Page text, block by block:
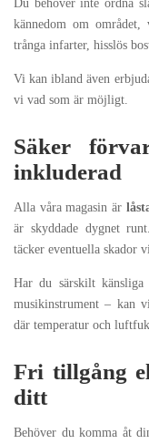
Du behöver inte ordna
kännedom om
trånga infarter, hisslös
Vi kan ibland även
vi vad som är möjligt.
Säker
inkluderad
Alla våra magasin är
är skyddade dygnet
täcker eventuella skador
Har du särskilt
musikinstrument – kan
där temperatur och
Fri tillgång
ditt
Behöver du komma åt